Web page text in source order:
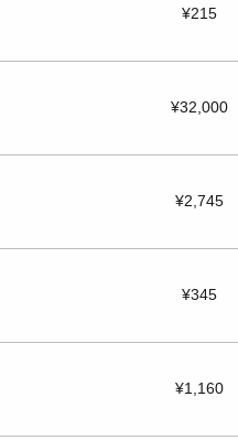
¥215
¥32,000
¥2,745
¥345
¥1,160